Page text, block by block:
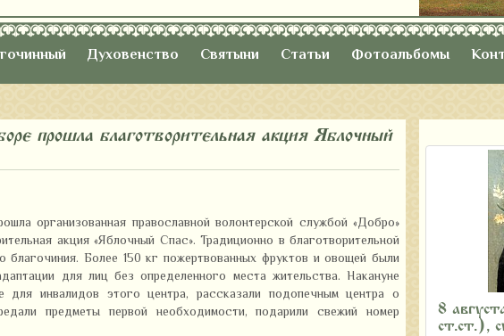
Духовенство Святыни Статьи Фотоальбомы
прошла благотворительная акция «Яблочный
организованная православной волонтерской службой «Добро»
акция «Яблочный Спас».Традиционно в благотворительной
благочиния. Более 150 кг пожертвованных фруктов и овощей были
для лиц без определенного места жительства. Накануне
для инвалидов этого центра, рассказали подопечным центра о
предметы первой необходимости, подарили свежий номер
8
ст.ст.),